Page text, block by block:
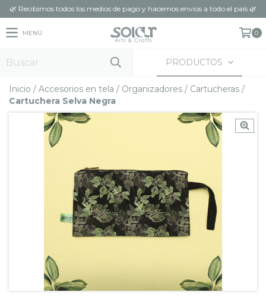
🌿 Recibimos todos los medios de pago y hacemos envíos a todo el país 🌿
MENÚ 0
PRODUCTOS
Inicio / Accesorios en tela / Organizadores / Cartucheras /
Cartuchera Selva Negra